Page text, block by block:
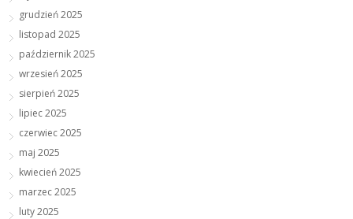
grudzień 2025
listopad 2025
październik 2025
wrzesień 2025
sierpień 2025
lipiec 2025
czerwiec 2025
maj 2025
kwiecień 2025
marzec 2025
luty 2025